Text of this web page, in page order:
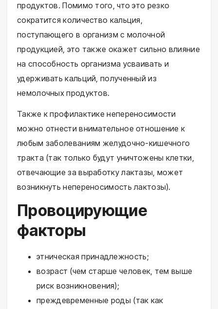
продуктов. Помимо того, что это резко
сократится количество кальция,
поступающего в организм с молочной
продукцией, это также окажет сильно влияние
на способность организма усваивать и
удерживать кальций, полученный из
немолочных продуктов.
Также к профилактике непереносимости
можно отнести внимательное отношение к
любым заболеваниям желудочно-кишечного
тракта (так только будут уничтожены клетки,
отвечающие за выработку лактазы, может
возникнуть непереносимость лактозы).
Провоцирующие
факторы
этническая принадлежность;
возраст (чем старше человек, тем выше
риск возникновения);
преждевременные роды (так как